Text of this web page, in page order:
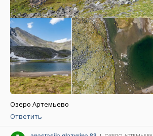
Озеро Артемьево
Ответить